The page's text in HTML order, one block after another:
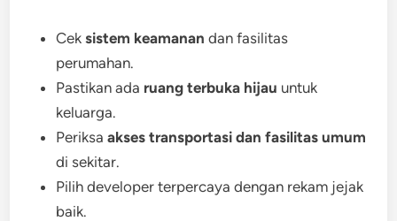
Ceksistem keamanan dan fasilitas
perumahan.
Pastikan ada ruang terbuka hijau untuk
keluarga.
Periksaakses transportasi dan fasilitas umum
di sekitar.
Pilih developer terpercaya dengan rekam jejak
baik.